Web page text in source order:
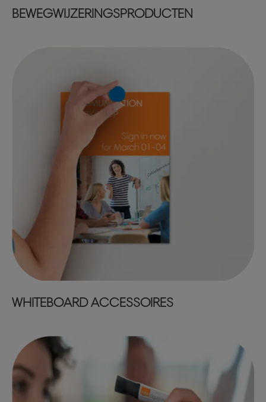
BEWEGWIJZERINGSPRODUCTEN
WHITEBOARD ACCESSOIRES